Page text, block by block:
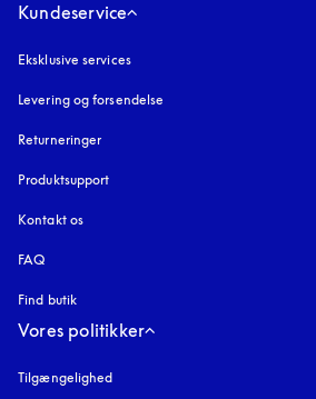
Kundeservice
Eksklusive services
Levering og forsendelse
Returneringer
Produktsupport
Kontakt os
FAQ
Find butik
Vores politikker
Tilgængelighed